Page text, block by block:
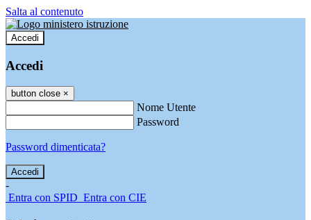
Salta al contenuto
Accedi
Accedi
button close ×
Nome Utente
Password
Password dimenticata?
-
Entra con SPID Entra con CIE